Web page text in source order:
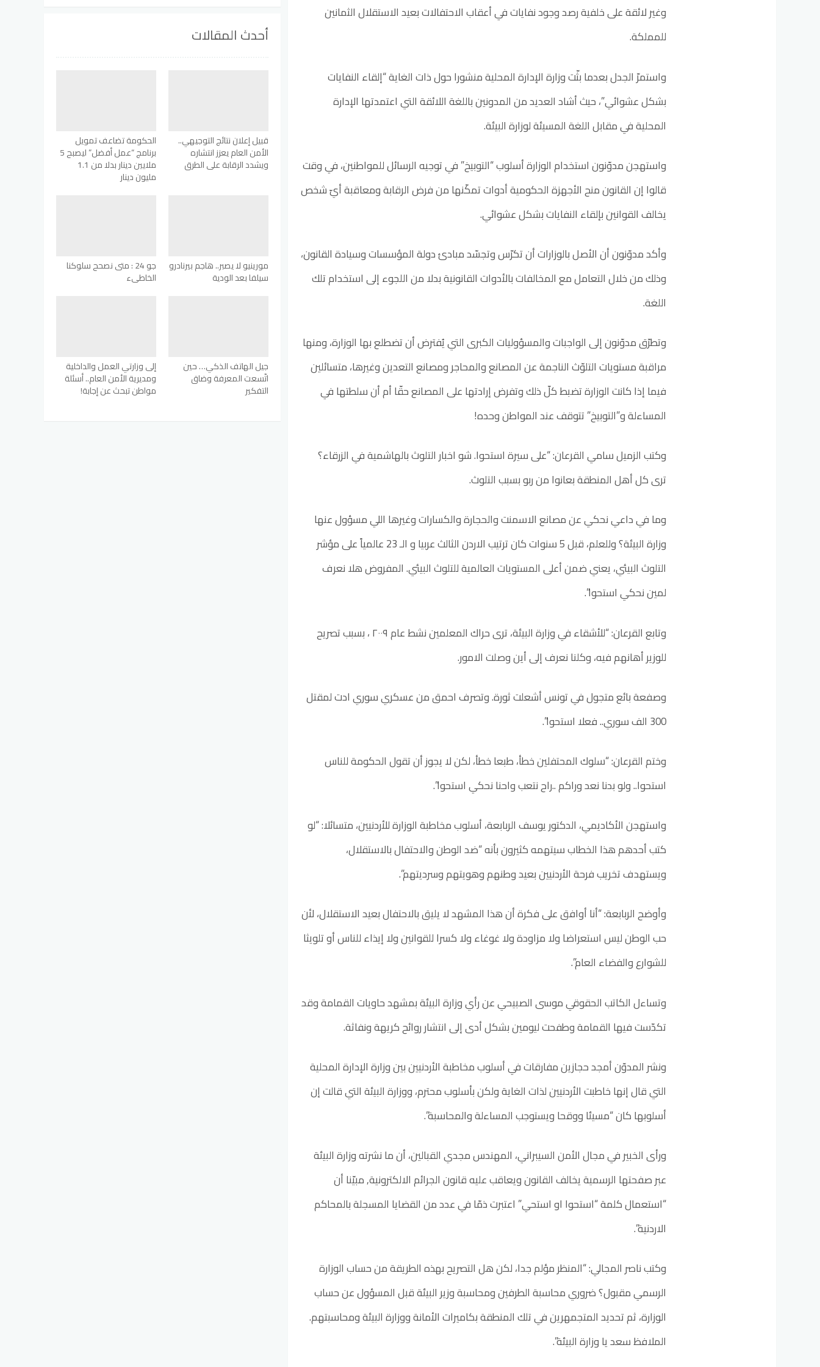
وغير لائقة على خلفية رصد وجود نفايات في أعقاب الاحتفالات بعيد الاستقلال الثمانين
للمملكة.
واستمرّ الجدل بعدما بثّت وزارة الإدارة المحلية منشورا حول ذات الغاية “إلقاء النفايات
بشكل عشوائي”، حيث أشاد العديد من المدونين باللغة اللائقة التي اعتمدتها الإدارة
المحلية في مقابل اللغة المسيئة لوزارة البيئة.
واستهجن مدوّنون استخدام الوزارة أسلوب “التوبيخ” في توجيه الرسائل للمواطنين، في وقت
قالوا إن القانون منح الأجهزة الحكومية أدوات تمكّنها من فرض الرقابة ومعاقبة أيّ شخص
يخالف القوانين بإلقاء النفايات بشكل عشوائي.
وأكد مدوّنون أن الأصل بالوزارات أن تكرّس وتجسّد مبادئ دولة المؤسسات وسيادة القانون،
وذلك من خلال التعامل مع المخالفات بالأدوات القانونية بدلا من اللجوء إلى استخدام تلك
اللغة.
وتطرّق مدوّنون إلى الواجبات والمسؤوليات الكبرى التي يُفترض أن تضطلع بها الوزارة، ومنها
مراقبة مستويات التلوّث الناجمة عن المصانع والمحاجر ومصانع التعدين وغيرها، متسائلين
فيما إذا كانت الوزارة تضبط كلّ ذلك وتفرض إرادتها على المصانع حقّا أم أن سلطتها في
المساءلة و”التوبيخ” تتوقف عند المواطن وحده!
وكتب الزميل سامي القرعان: “على سيرة استحوا. شو اخبار التلوث بالهاشمية في الزرقاء؟
ترى كل أهل المنطقة بعانوا من ربو بسبب التلوث.
وما في داعي نحكي عن مصانع الاسمنت والحجارة والكسارات وغيرها اللي مسؤول عنها
وزارة البيئة؟ وللعلم، قبل 5 سنوات كان ترتيب الاردن الثالث عربيا و الـ 23 عالمياً على مؤشر
التلوث البيئي، يعني ضمن أعلى المستويات العالمية للتلوث البيئي. المفروض هلا نعرف
لمين نحكي استحوا”.
وتابع القرعان: “للأشقاء في وزارة البيئة، ترى حراك المعلمين نشط عام ٢٠٠٩ ، بسبب تصريح
للوزير أهانهم فيه، وكلنا نعرف إلى أين وصلت الامور.
وصفعة بائع متجول في تونس أشعلت ثورة. وتصرف احمق من عسكري سوري ادت لمقتل
300 الف سوري.. فعلا استحوا”.
وختم القرعان: “سلوك المحتفلين خطأ، طبعا خطأ، لكن لا يجوز أن تقول الحكومة للناس
استحوا.. ولو بدنا نعد وراكم ..راح نتعب واحنا نحكي استحوا”.
واستهجن الأكاديمي، الدكتور يوسف الربابعة، أسلوب مخاطبة الوزارة للأردنيين، متسائلا: “لو
كتب أحدهم هذا الخطاب سيتهمه كثيرون بأنه “ضد الوطن والاحتفال بالاستقلال،
ويستهدف تخريب فرحة الأردنيين بعيد وطنهم وهويتهم وسرديتهم”.
وأوضح الربابعة: “أنا أوافق على فكرة أن هذا المشهد لا يليق بالاحتفال بعيد الاستقلال، لأن
حب الوطن ليس استعراضا ولا مزاودة ولا غوغاء ولا كسرا للقوانين ولا إيذاء للناس أو تلويثا
للشوارع والفضاء العام”.
وتساءل الكاتب الحقوقي موسى الصبيحي عن رأي وزارة البيئة بمشهد حاويات القمامة وقد
تكدّست فيها القمامة وطفحت ليومين بشكل أدى إلى انتشار روائح كريهة ونفاثة.
ونشر المدوّن أمجد حجازين مفارقات في أسلوب مخاطبة الأردنيين بين وزارة الإدارة المحلية
التي قال إنها خاطبت الأردنيين لذات الغاية ولكن بأسلوب محترم، ووزارة البيئة التي قالت إن
أسلوبها كان “مسيئا ووقحا ويستوجب المساءلة والمحاسبة”.
ورأى الخبير في مجال الأمن السيبراني، المهندس مجدي القبالين، أن ما نشرته وزارة البيئة
عبر صفحتها الرسمية يخالف القانون ويعاقب عليه قانون الجرائم الالكترونية, مبيّنا أن
“استعمال كلمة “استحوا او استحي” اعتبرت ذمّا في عدد من القضايا المسجلة بالمحاكم
الاردنية”.
وكتب ناصر المجالي: “المنظر مؤلم جدا، لكن هل التصريح بهذه الطريقة من حساب الوزارة
الرسمي مقبول؟ ضروري محاسبة الطرفين ومحاسبة وزير البيئة قبل المسؤول عن حساب
الوزارة، ثم تحديد المتجمهرين في تلك المنطقة بكاميرات الأمانة ووزارة البيئة ومحاسبتهم.
الملافظ سعد يا وزارة البيئة”.
أحدث المقالات
قبيل إعلان نتائج التوجيهي..
الأمن العام يعزز انتشاره
ويشدد الرقابة على الطرق
الحكومة تضاعف تمويل
برنامج “عمل أفضل” ليصبح 5
ملايين دينار بدلا من 1.1
مليون دينار
مورينيو لا يصبر.. هاجم بيرنادرو
سيلفا بعد الودية
جو 24 : متى نصحح سلوكنا
الخاطىء
جيل الهاتف الذكي… حين
اتّسعت المعرفة وضاق
التفكير
إلى وزارتي العمل والداخلية
ومديرية الأمن العام.. أسئلة
مواطن تبحث عن إجابة!